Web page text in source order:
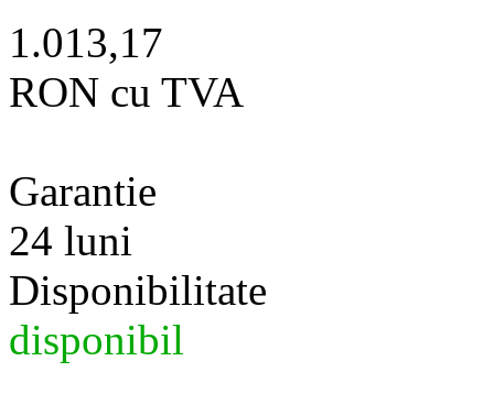
1.013,17
RON cu TVA
Garantie
24 luni
Disponibilitate
disponibil